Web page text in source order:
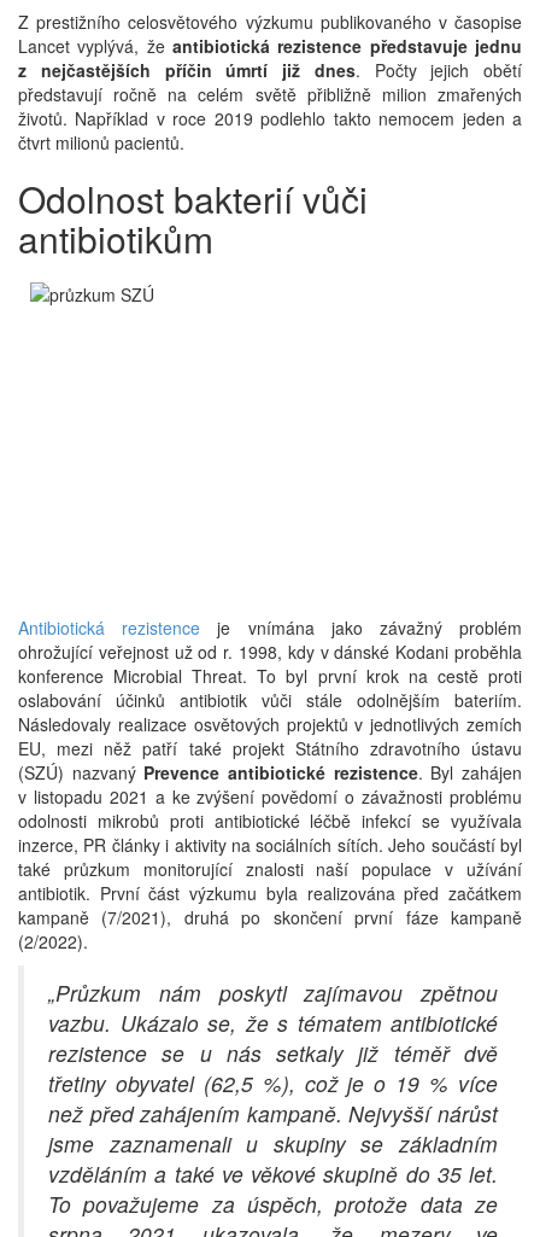
Z prestižního celosvětového výzkumu publikovaného v časopise
Lancet vyplývá, že antibiotická rezistence představuje jednu
z nejčastějších příčin úmrtí již dnes. Počty jejich obětí
představují ročně na celém světě přibližně milion zmařených
životů. Například v roce 2019 podlehlo takto nemocem jeden a
čtvrt milionů pacientů.
Odolnost bakterií vůči
antibiotikům
Antibiotická rezistence je vnímána jako závažný problém
ohrožující veřejnost už od r. 1998, kdy v dánské Kodani proběhla
konference Microbial Threat. To byl první krok na cestě proti
oslabování účinků antibiotik vůči stále odolnějším bateriím.
Následovaly realizace osvětových projektů v jednotlivých zemích
EU, mezi něž patří také projekt Státního zdravotního ústavu
(SZÚ) nazvaný Prevence antibiotické rezistence. Byl zahájen
v listopadu 2021 a ke zvýšení povědomí o závažnosti problému
odolnosti mikrobů proti antibiotické léčbě infekcí se využívala
inzerce, PR články i aktivity na sociálních sítích. Jeho součástí byl
také průzkum monitorující znalosti naší populace v užívání
antibiotik. První část výzkumu byla realizována před začátkem
kampaně (7/2021), druhá po skončení první fáze kampaně
(2/2022).
„Průzkum nám poskytl zajímavou zpětnou
vazbu. Ukázalo se, že s tématem antibiotické
rezistence se u nás setkaly již téměř dvě
třetiny obyvatel (62,5 %), což je o 19 % více
než před zahájením kampaně. Nejvyšší nárůst
jsme zaznamenali u skupiny se základním
vzděláním a také ve věkové skupině do 35 let.
To považujeme za úspěch, protože data ze